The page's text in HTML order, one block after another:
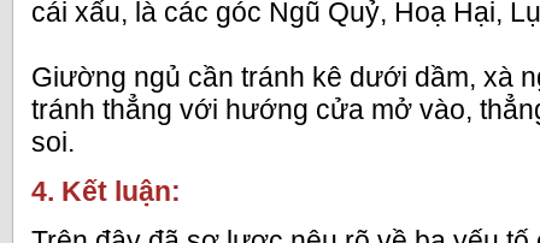
cái xấu, là các góc Ngũ Quỷ, Hoạ Hại,
Giường ngủ cần tránh kê dưới dầm, xà
tránh thẳng với hướng cửa mở vào,
soi.
4. Kết luận: